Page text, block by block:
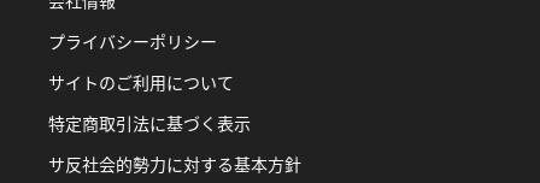
プライバシーポリシー
サイトのご利用について
特定商取引法に基づく表示
サ反社会的勢力に対する基本方針